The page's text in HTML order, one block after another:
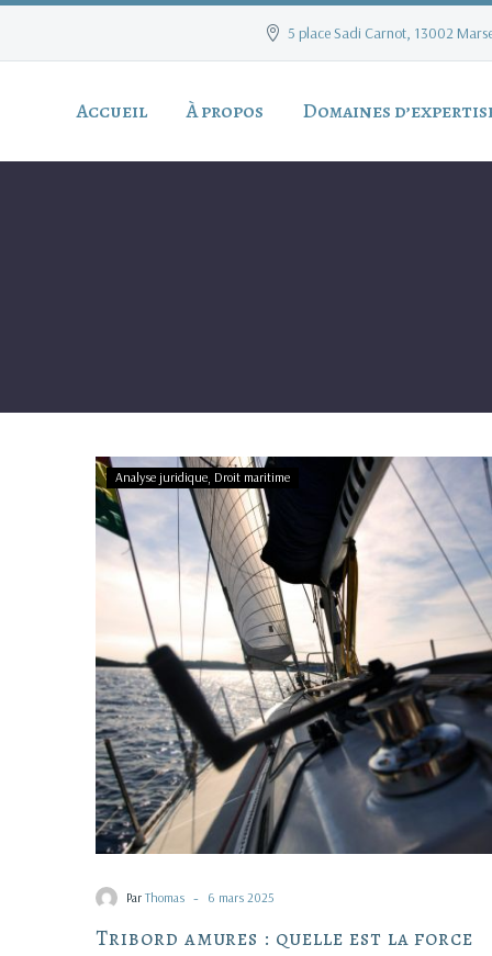
5 place Sadi Carnot, 13002
Accueil À propos Domaines
amures
quelle
est
force
de
cette
règle
?
Analyse juridique Droit maritime
Par Thomas - 6 mars 2025
Tribord amures : quelle est la force